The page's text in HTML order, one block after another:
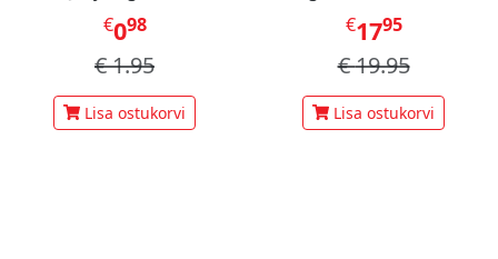
€098
€1.95
Lisa ostukorvi
Mini Berry
€1795
€19.95
Lisa ostukorvi